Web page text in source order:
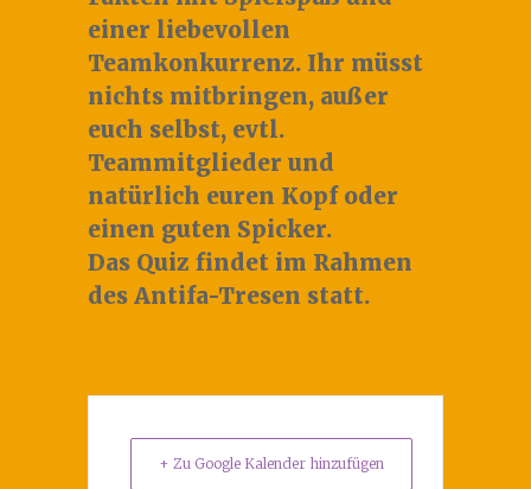
einer liebevollen
Teamkonkurrenz. Ihr müsst
nichts mitbringen, außer
euch selbst, evtl.
Teammitglieder und
natürlich euren Kopf oder
einen guten Spicker.
Das Quiz findet im Rahmen
des Antifa-Tresen statt.
+ Zu Google Kalender hinzufügen